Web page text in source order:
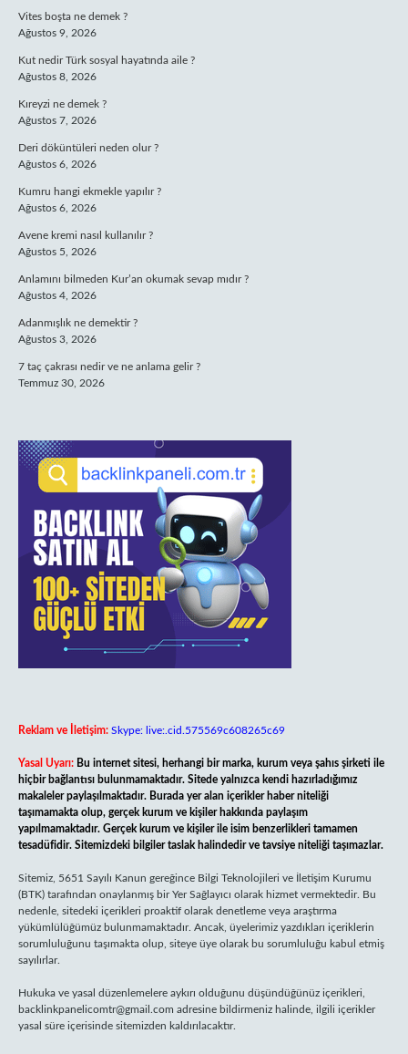
Vites boşta ne demek ?
Ağustos 9, 2026
Kut nedir Türk sosyal hayatında aile ?
Ağustos 8, 2026
Kıreyzi ne demek ?
Ağustos 7, 2026
Deri döküntüleri neden olur ?
Ağustos 6, 2026
Kumru hangi ekmekle yapılır ?
Ağustos 6, 2026
Avene kremi nasıl kullanılır ?
Ağustos 5, 2026
Anlamını bilmeden Kur’an okumak sevap mıdır ?
Ağustos 4, 2026
Adanmışlık ne demektir ?
Ağustos 3, 2026
7 taç çakrası nedir ve ne anlama gelir ?
Temmuz 30, 2026
Reklam ve İletişim: Skype: live:.cid.575569c608265c69
Yasal Uyarı: Bu internet sitesi, herhangi bir marka, kurum veya şahıs şirketi ile
hiçbir bağlantısı bulunmamaktadır. Sitede yalnızca kendi hazırladığımız
makaleler paylaşılmaktadır. Burada yer alan içerikler haber niteliği
taşımamakta olup, gerçek kurum ve kişiler hakkında paylaşım
yapılmamaktadır. Gerçek kurum ve kişiler ile isim benzerlikleri tamamen
tesadüfidir. Sitemizdeki bilgiler taslak halindedir ve tavsiye niteliği taşımazlar.
Sitemiz, 5651 Sayılı Kanun gereğince Bilgi Teknolojileri ve İletişim Kurumu
(BTK) tarafından onaylanmış bir Yer Sağlayıcı olarak hizmet vermektedir. Bu
nedenle, sitedeki içerikleri proaktif olarak denetleme veya araştırma
yükümlülüğümüz bulunmamaktadır. Ancak, üyelerimiz yazdıkları içeriklerin
sorumluluğunu taşımakta olup, siteye üye olarak bu sorumluluğu kabul etmiş
sayılırlar.
Hukuka ve yasal düzenlemelere aykırı olduğunu düşündüğünüz içerikleri,
backlinkpanelicomtr@gmail.com adresine bildirmeniz halinde, ilgili içerikler
yasal süre içerisinde sitemizden kaldırılacaktır.